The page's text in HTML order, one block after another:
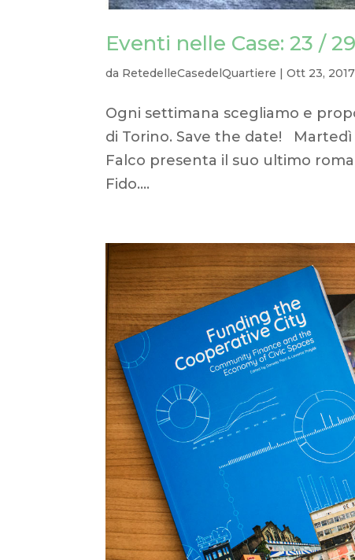
Eventi nelle Case: 23 /
da RetedelleCasedelQuartiere |Ott 23, 2017
Ogni settimana scegliamo e
di Torino. Save the date!
Falco presenta il suo ultimo
Fido....